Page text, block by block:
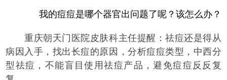
我的痘痘是哪个器官出问题了呢？该怎么办？
重庆朝天门医院皮肤科主任提醒：祛痘还是得从
病因入手，找出长痘的原因，分析痘痘类型，中西分
型祛痘，不能盲目使用祛痘产品，避免痘痘反反复